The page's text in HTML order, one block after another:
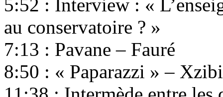
5:52 : Interview : «
au conservatoire ? »
7:13 : Pavane – Fauré
8:50 : « Paparazzi » –